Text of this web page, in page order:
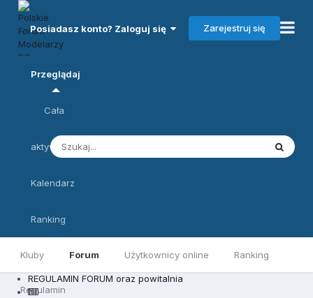
Posiadasz konto? Zaloguj się Zarejestruj się
Przeglądaj
Kluby Forum Użytkownicy online Ranking
Regulamin
Cała
aktywność
Kalendarz
Ranking
REGULAMIN FORUM oraz powitalnia